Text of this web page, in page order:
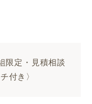
限定・見積相談
付き〉